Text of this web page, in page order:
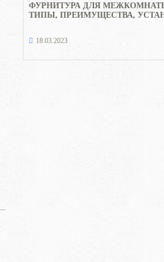
ФУРНИТУРА ДЛЯ
ТИПЫ, ПРЕИМУЩЕСТВА,
18.03.2023